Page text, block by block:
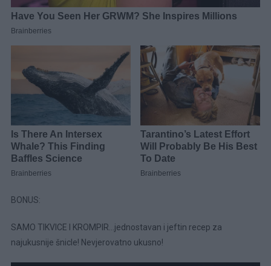
BONUS:
SAMO TIKVICE I KROMPIR…jednostavan i jeftin recep za
najukusnije šnicle! Nevjerovatno ukusno!